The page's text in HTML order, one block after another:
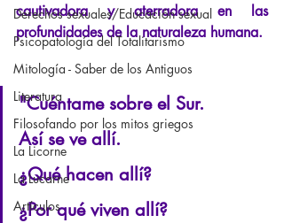
Derechos sexuales/Educación sexual
Psicopatología del Totalitarismo
Mitología - Saber de los Antiguos
Literatura
Filosofando por los mitos griegos
La Licorne
La Lucarne
Artículos
cautivadora y aterradora en las
profundidades de la naturaleza humana.
"Cuéntame sobre el Sur.
Así se ve allí.
¿Qué hacen allí?
¿Por qué viven allí?